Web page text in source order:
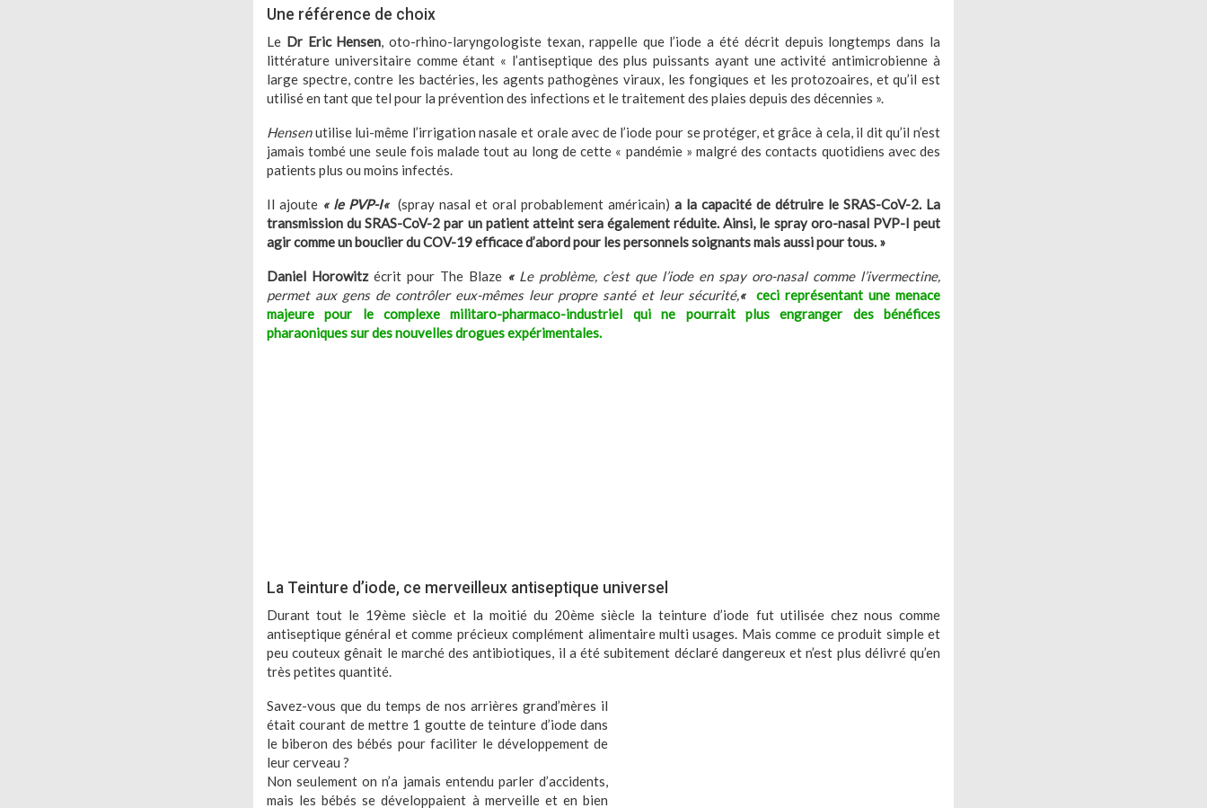
Une référence de choix
Le Dr Eric Hensen, oto-rhino-laryngologiste texan, rappelle que l’iode a été décrit depuis longtemps dans la
littérature universitaire comme étant « l’antiseptique des plus puissants ayant une activité antimicrobienne à
large spectre, contre les bactéries, les agents pathogènes viraux, les fongiques et les protozoaires, et qu’il est
utilisé en tant que tel pour la prévention des infections et le traitement des plaies depuis des décennies ».
Hensenutilise lui-même l’irrigation nasale et orale avec de l’iode pour se protéger, et grâce à cela, il dit qu’il n’est
jamais tombé une seule fois malade tout au long de cette « pandémie » malgré des contacts quotidiens avec des
patients plus ou moins infectés.
Il ajoute « le PVP-I« (spray nasal et oral probablement américain) a la capacité de détruire le SRAS-CoV-2. La
transmission du SRAS-CoV-2 par un patient atteint sera également réduite. Ainsi, le spray oro-nasal PVP-I peut
agir comme un bouclier du COV-19 efficace d’abord pour les personnels soignants mais aussi pour tous. »
Daniel Horowitzécrit pour The Blaze « Le problème, c’est que l’iode en spay oro-nasal comme l’ivermectine,
permet aux gens de contrôler eux-mêmes leur propre santé et leur sécurité,«
ceci représentant une menace
majeure pour le complexe militaro-pharmaco-industriel qui ne pourrait plus engranger des bénéfices
pharaoniques sur des nouvelles drogues expérimentales.
La Teinture d’iode, ce merveilleux antiseptique universel
Durant tout le 19ème siècle et la moitié du 20ème siècle la teinture d’iode fut utilisée chez nous comme
antiseptique général et comme précieux complément alimentaire multi usages. Mais comme ce produit simple et
peu couteux gênait le marché des antibiotiques, il a été subitement déclaré dangereux et n’est plus délivré qu’en
très petites quantité.
Savez-vous que du temps de nos arrières grand’mères il
était courant de mettre 1 goutte de teinture d’iode dans
le biberon des bébés pour faciliter le développement de
leur cerveau ?
Non seulement on n’a jamais entendu parler d’accidents,
mais les bébés se développaient à merveille et en bien